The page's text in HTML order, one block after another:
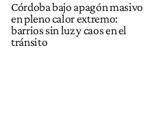
Córdoba bajo apagón masivo
en pleno calor extremo:
barrios sin luz y caos en el
tránsito